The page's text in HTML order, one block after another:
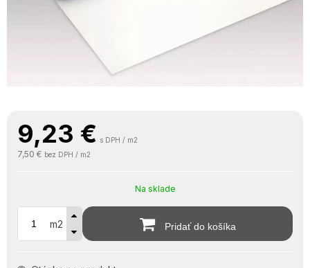
9,23 € s DPH / m2
7,50 € bez DPH / m2
Na sklade
m2 Pridať do košíka